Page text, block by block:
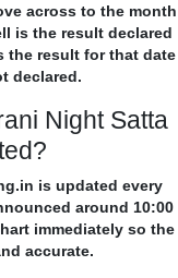
across to the month
is the result declared
the result for that date
declared.
Night Satta
is updated every
around 10:00
immediately so the
accurate.